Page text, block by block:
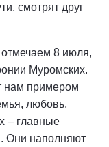
смотрят друг
8 июля,
Муромских.
нам примером
любовь,
– главные
Они наполняют